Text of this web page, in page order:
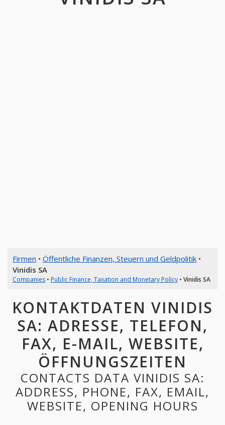
Firmen • Öffentliche Finanzen, Steuern und Geldpolitik•
Vinidis SA
Companies• Public Finance, Taxation and Monetary Policy• Vinidis SA
KONTAKTDATEN VINIDIS
SA: ADRESSE, TELEFON,
FAX, E-MAIL, WEBSITE,
ÖFFNUNGSZEITEN
CONTACTS DATA VINIDIS SA:
ADDRESS, PHONE, FAX, EMAIL,
WEBSITE, OPENING HOURS